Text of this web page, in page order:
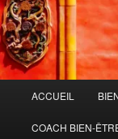
principal
ACCUEIL
COACH BIEN-